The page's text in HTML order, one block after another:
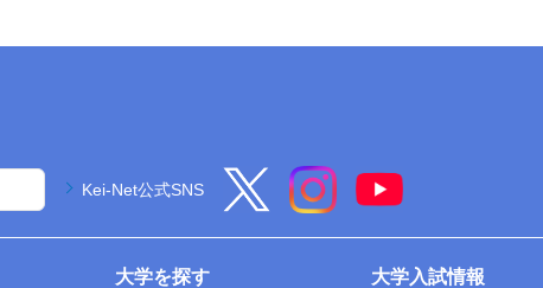
Kei-Net公式SNS
大学を探す 大学入試情報